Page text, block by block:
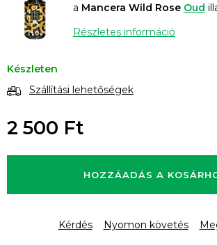
a Mancera Wild Rose Oud
Részletes információ
Készleten
Szállítási lehetőségek
2 500 Ft
HOZZÁADÁS A
Kérdés Nyomon követés